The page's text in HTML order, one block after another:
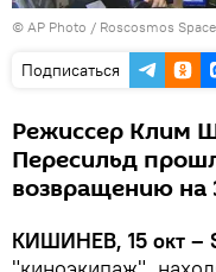
© AP Photo / Roscosmos
Подписаться
Режиссер Клим
Пересильд
возвращению
КИШИНЕВ, 15 окт –